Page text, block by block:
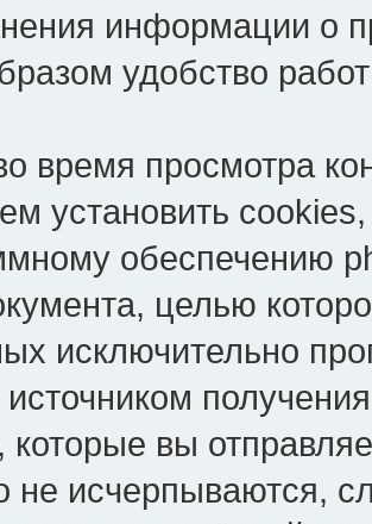
информации о
удобство
время просмотра
установить
обеспечению
целью
исключительно
которые вы
не исчерпываются,